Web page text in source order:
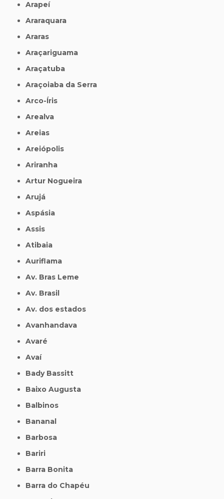
Arapeí
Araraquara
Araras
Araçariguama
Araçatuba
Araçoiaba da Serra
Arco-Íris
Arealva
Areias
Areiópolis
Ariranha
Artur Nogueira
Arujá
Aspásia
Assis
Atibaia
Auriflama
Av. Bras Leme
Av. Brasil
Av. dos estados
Avanhandava
Avaré
Avaí
Bady Bassitt
Baixo Augusta
Balbinos
Bananal
Barbosa
Bariri
Barra Bonita
Barra do Chapéu